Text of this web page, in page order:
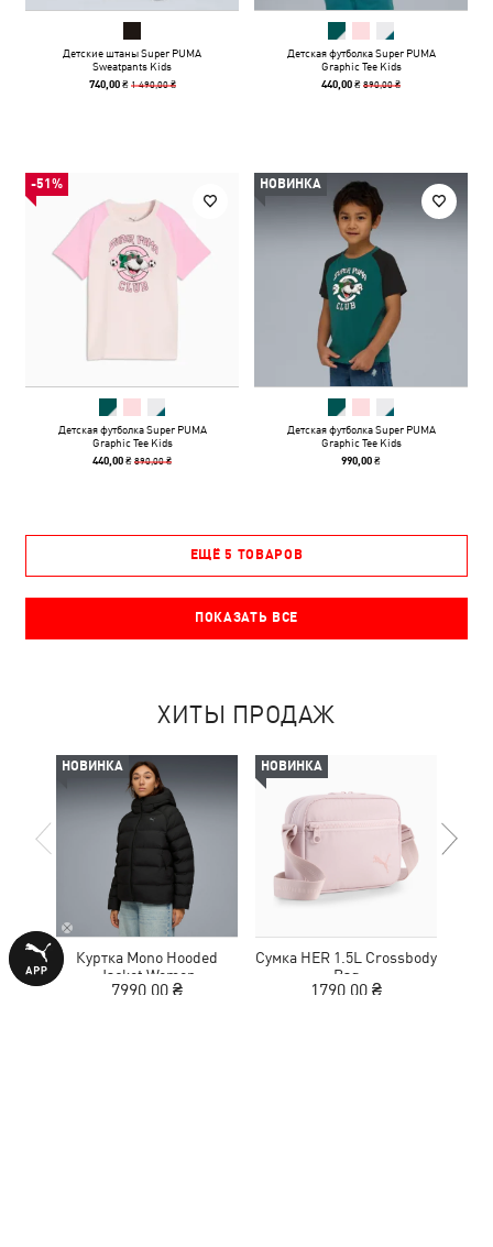
Детские штаны Super PUMA
Sweatpants Kids
740,00 ₴ 1 490,00 ₴
Детская футболка Super PUMA
Graphic Tee Kids
440,00 ₴890,00 ₴
-51%
Детская футболка Super PUMA
Graphic Tee Kids
440,00 ₴890,00 ₴
НОВИНКА
Детская футболка Super PUMA
Graphic Tee Kids
990,00 ₴
ЕЩЁ 5 ТОВАРОВ
ПОКАЗАТЬ ВСЕ
ХИТЫ ПРОДАЖ
НОВИНКА
Куртка Mono Hooded
Jacket Women
7990,00 ₴
НОВИНКА
Сумка HER 1.5L Crossbody
Bag
1790,00 ₴